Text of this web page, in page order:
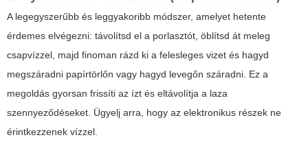
A legegyszerűbb és leggyakoribb módszer, amelyet hetente
érdemes elvégezni: távolítsd el a porlasztót, öblítsd át meleg
csapvízzel, majd finoman rázd ki a felesleges vizet és hagyd
megszáradni papírtörlőn vagy hagyd levegőn száradni. Ez a
megoldás gyorsan frissíti az ízt és eltávolítja a laza
szennyeződéseket. Ügyelj arra, hogy az elektronikus részek ne
érintkezzenek vízzel.